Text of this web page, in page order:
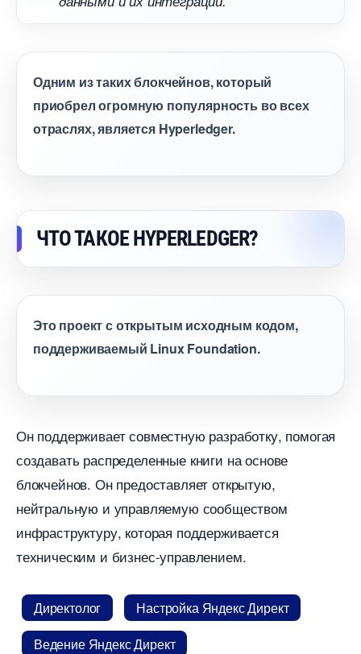
Одним из таких блокчейнов, который
приобрел огромную популярность во всех
отраслях, является Hyperledger.
ЧТО ТАКОЕ HYPERLEDGER?
Это проект с открытым исходным кодом,
поддерживаемый Linux Foundation.
Он поддерживает совместную разработку, помогая
создавать распределенные книги на основе
локчейнов. Он предоставляет открытую,
нейтральную и управляемую сообществом
инфраструктуру, которая поддерживается
техническим и бизнес-управлением.
Директоло
Настройка Яндекс Директ
едение Яндекс Директ